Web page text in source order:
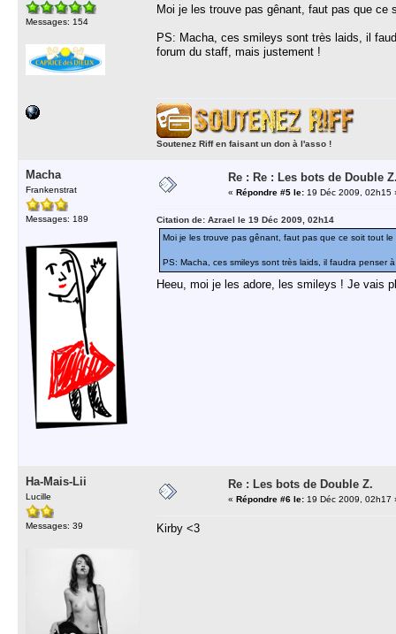
Messages: 154
Moi je les trouve pas gênant, faut pas que
PS: Macha, ces smileys sont très laids, il
forum du staff, mais justement !
Soutenez Riff en faisant un don à l'asso !
Macha
Frankenstrat
Messages: 189
Re : Re : Les bots de Double
« Répondre #5 le: 19 Déc 2009, 02h15
Citation de: Azrael le 19 Déc 2009, 02h14
Moi je les trouve pas gênant, faut pas que ce soit tout
PS: Macha, ces smileys sont très laids, il faudra penser
Heeu, moi je les adore, les smileys ! Je vais
Ha-Mais-Lii
Lucille
Messages: 39
Re : Les bots de Double Z.
« Répondre #6 le: 19 Déc 2009, 02h17
Kirby <3